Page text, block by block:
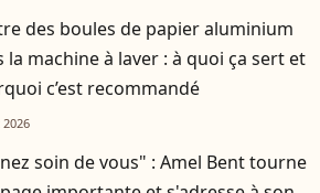
des boules de papier aluminium
la machine à laver : à quoi ça sert et
c’est recommandé
soin de vous" : Amel Bent tourne